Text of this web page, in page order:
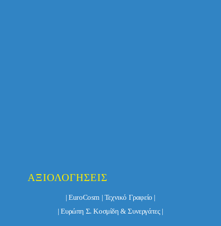
ΑΞΙΟΛΟΓΉΣΕΙΣ
| EuroCosm | Τεχνικό Γραφείο |
| Ευρώπη Σ. Κοσμίδη & Συνεργάτες |